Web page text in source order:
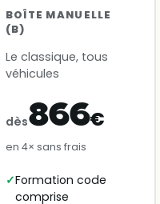
BOÎTE MANUELLE
(B)
Le classique, tous
véhicules
dès866€
en 4× sans frais
Formation code
comprise